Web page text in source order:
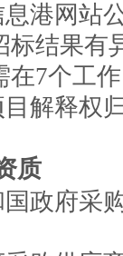
港网站
结果有
在7个工
解释权
质
政府采